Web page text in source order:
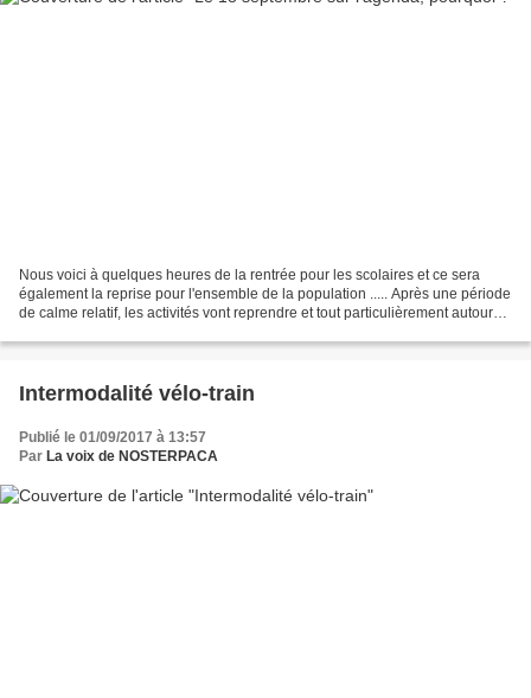
Nous voici à quelques heures de la rentrée pour les scolaires et ce sera
également la reprise pour l'ensemble de la population ..... Après une période
de calme relatif, les activités vont reprendre et tout particulièrement autour
Intermodalité vélo-train
Publié le 01/09/2017 à 13:57
Par La voix de NOSTERPACA